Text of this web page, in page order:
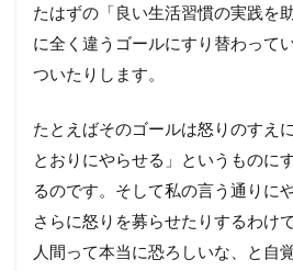
たはずの「良い生活習慣の実践を
に全く違うゴールにすり替わって
ついたりします。
たとえばそのゴールは怒りのすえ
とおりにやらせる」というものに
るのです。そして私の言う通りに
さらに怒りを募らせたりするわけ
人間って本当に恐ろしいな、と自